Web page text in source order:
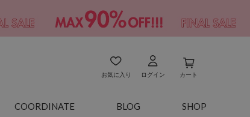
お気に入り ログイン カート
COORDINATE BLOG SHOP